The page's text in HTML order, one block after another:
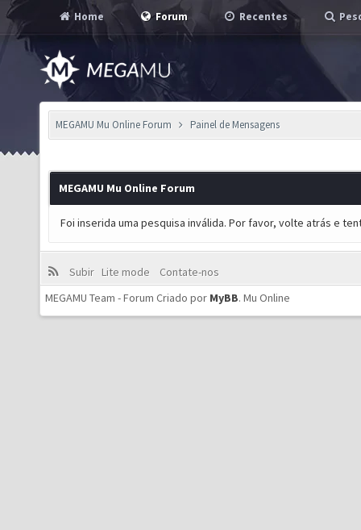
Home Forum Recentes
MEGAMU Mu Online Forum Painel de Mensagens
MEGAMU Mu Online Forum
Foi inserida uma pesquisa inválida. Por favor, volte atrás e
Subir Lite mode
Contate-nos
MEGAMU Team - Forum Criado por MyBB. Mu Online